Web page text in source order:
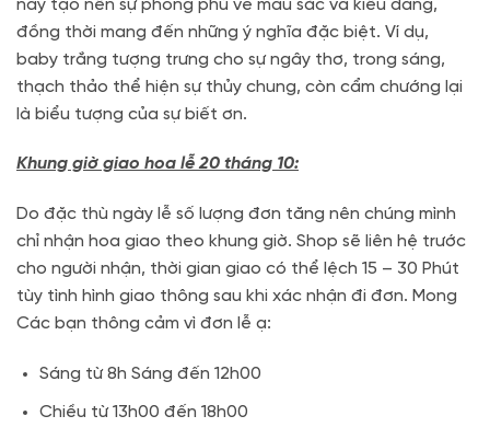
này tạo nên sự phong phú về màu sắc và kiểu dáng,
đồng thời mang đến những ý nghĩa đặc biệt. Ví dụ,
baby trắng tượng trưng cho sự ngây thơ, trong sáng,
thạch thảo thể hiện sự thủy chung, còn cẩm chướng lại
là biểu tượng của sự biết ơn.
Khung giờ giao hoa lễ 20 tháng 10:
Do đặc thù ngày lễ số lượng đơn tăng nên chúng mình
chỉ nhận hoa giao theo khung giờ. Shop sẽ liên hệ trước
cho người nhận, thời gian giao có thể lệch 15 – 30 Phút
tùy tình hình giao thông sau khi xác nhận đi đơn. Mong
Các bạn thông cảm vì đơn lễ ạ:
Sáng từ 8h Sáng đến 12h00
Chiều từ 13h00 đến 18h00